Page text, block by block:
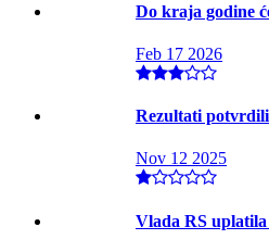
Do kraja godine
Feb 17 2026
Rezultati
Nov 12 2025
Vlada RS